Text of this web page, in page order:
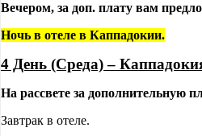
Вечером, за доп. плату вам
Ночь в отеле в Каппадокии.
4 День (Среда) –
На рассвете за дополнительную
Завтрак в отеле.